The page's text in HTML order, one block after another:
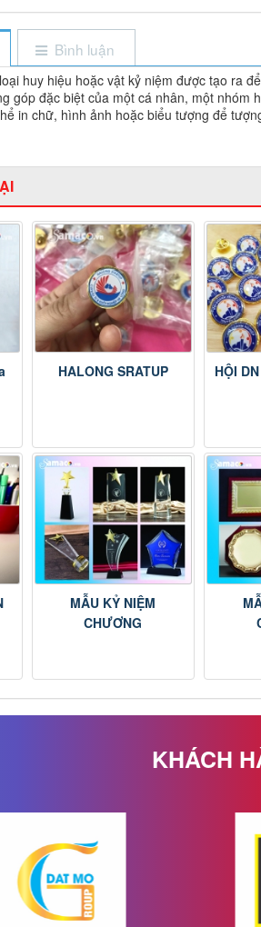
Bình luận
huy hiệu hoặc vật kỷ niệm được tạo ra
góp đặc biệt của một cá nhân, một
in chữ, hình ảnh hoặc biểu tượng để
HALONG SRATUP HỘI
MẪU KỶ NIỆM
CHƯƠNG
KHÁCH